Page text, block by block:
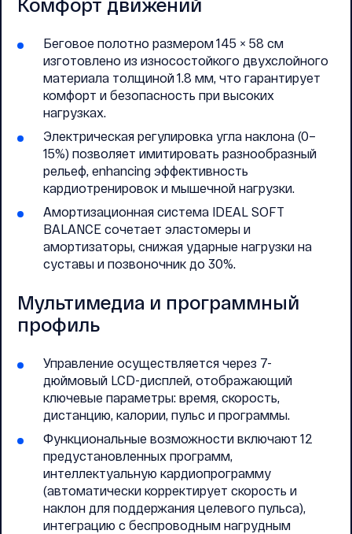
Беговое полотно размером 145 × 58 см
изготовлено из износостойкого двухслойного
материала толщиной 1.8 мм, что гарантирует
комфорт и безопасность при высоких
нагрузках.
Электрическая регулировка угла наклона (0–
15%) позволяет имитировать разнообразный
рельеф, enhancing эффективность
кардиотренировок и мышечной нагрузки.
Амортизационная система IDEAL SOFT
BALANCE сочетает эластомеры и
амортизаторы, снижая ударные нагрузки на
суставы и позвоночник до 30%.
Мультимедиа и программный
профиль
Управление осуществляется через 7-
дюймовый LCD-дисплей, отображающий
ключевые параметры: время, скорость,
дистанцию, калории, пульс и программы.
Функциональные возможности включают 12
предустановленных программ,
интеллектуальную кардиопрограмму
(автоматически корректирует скорость и
наклон для поддержания целевого пульса),
интеграцию с беспроводным нагрудным